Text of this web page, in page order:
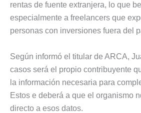
rentas de fuente extranjera, lo que
especialmente a freelancers que
personas con inversiones fuera del
Según informó el titular de ARCA,
casos será el propio contribuyente
la información necesaria para
Estos e deberá a que el organismo
directo a esos datos.